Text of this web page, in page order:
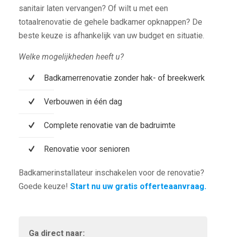
sanitair laten vervangen? Of wilt u met een
totaalrenovatie de gehele badkamer opknappen? De
beste keuze is afhankelijk van uw budget en situatie.
Welke mogelijkheden heeft u?
Badkamerrenovatie zonder hak- of breekwerk
Verbouwen in één dag
Complete renovatie van de badruimte
Renovatie voor senioren
Badkamerinstallateur inschakelen voor de renovatie?
Goede keuze! Start nu uw gratis offerteaanvraag.
Ga direct naar: